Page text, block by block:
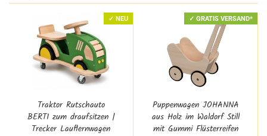
✓ NEU
Traktor Rutschauto
BERTI zum draufsitzen |
Trecker Lauflernwagen
✓ GRATIS VERSAND*
Puppenwagen JOHANNA
aus Holz im Waldorf Still
mit Gummi Flüsterreifen